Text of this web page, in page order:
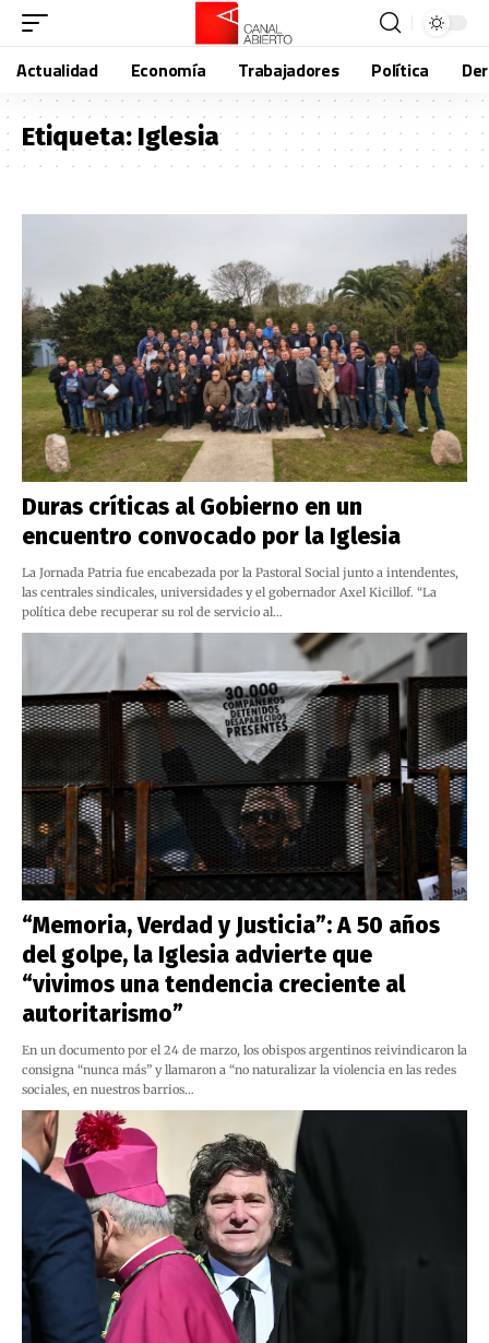
Actualidad Economía Trabajadores Política
Etiqueta:Iglesia
Duras críticas al Gobierno en un
encuentro convocado por la Iglesia
La Jornada Patria fue encabezada por la Pastoral Social junto a intendentes,
las centrales sindicales, universidades y el gobernador Axel Kicillof. “La
política debe recuperar su rol de servicio al…
“Memoria, Verdad y Justicia”: A 50 años
del golpe, la Iglesia advierte que
“vivimos una tendencia creciente al
autoritarismo”
En un documento por el 24 de marzo, los obispos argentinos reivindicaron la
consigna “nunca más” y llamaron a “no naturalizar la violencia en las redes
sociales, en nuestros barrios…